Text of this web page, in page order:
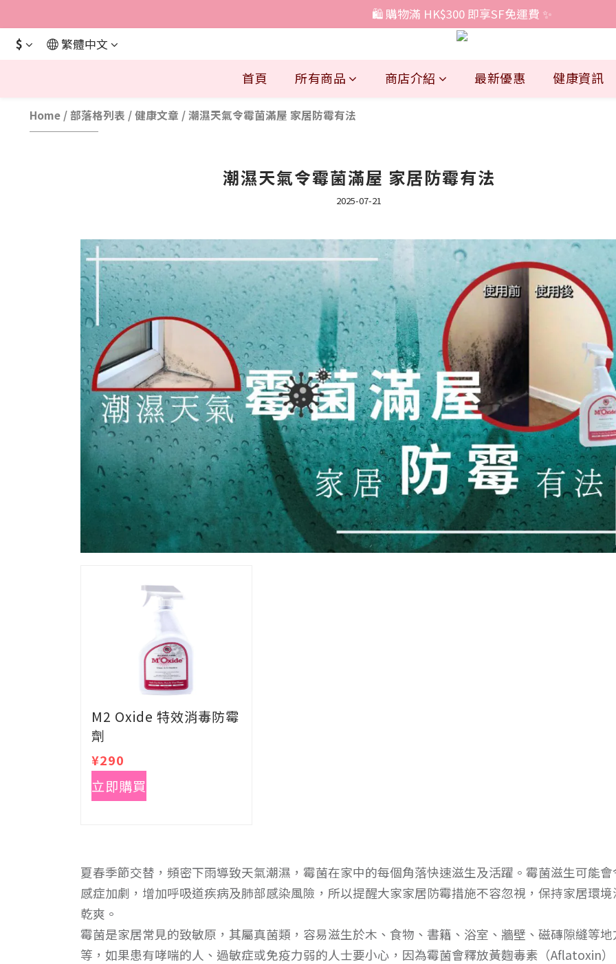
🛍️ 購物滿 HK$300 即享SF免運費 ✨
$
繁體中文
首頁 所有商品 商店介紹 最新優惠 健康資訊
Home /部落格列表 /健康文章 /潮濕天氣令霉菌滿屋 家居防霉有法
潮濕天氣令霉菌滿屋 家居防霉有法
2025-07-21
M2 Oxide 特效消毒防霉
劑
¥290
立即購買
夏春季節交替，頻密下雨導致天氣潮濕，霉菌在家中的每個角落快速滋生及活躍。霉菌滋生可能會
感症加劇，增加呼吸道疾病及肺部感染風險，所以提醒大家家居防霉措施不容忽視，保持家居環境
乾爽。
霉菌是家居常見的致敏原，其屬真菌類，容易滋生於木、食物、書籍、浴室、牆壁、磁磚隙縫等地
等，如果患有哮喘的人、過敏症或免疫力弱的人士要小心，因為霉菌會釋放黃麴毒素（Aflatoxin）